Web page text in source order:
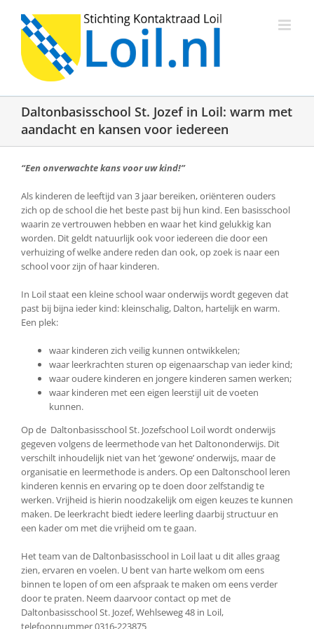
inhoud
Daltonbasisschool St. Jozef in Loil: warm met
aandacht en kansen voor iedereen
“Een onverwachte kans voor uw kind!”
Als kinderen de leeftijd van 3 jaar bereiken, oriënteren ouders
zich op de school die het beste past bij hun kind. Een basisschool
waarin ze vertrouwen hebben en waar het kind gelukkig kan
worden. Dit geldt natuurlijk ook voor iedereen die door een
verhuizing of welke andere reden dan ook, op zoek is naar een
school voor zijn of haar kinderen.
In Loil staat een kleine school waar onderwijs wordt gegeven dat
past bij bijna ieder kind: kleinschalig, Dalton, hartelijk en warm.
Een plek:
waar kinderen zich veilig kunnen ontwikkelen;
waar leerkrachten sturen op eigenaarschap van ieder kind;
waar oudere kinderen en jongere kinderen samen werken;
waar kinderen met een eigen leerstijl uit de voeten
kunnen.
Op de Daltonbasisschool St. Jozefschool Loil wordt onderwijs
gegeven volgens de leermethode van het Daltononderwijs. Dit
verschilt inhoudelijk niet van het ‘gewone’ onderwijs, maar de
organisatie en leermethode is anders. Op een Daltonschool leren
kinderen kennis en ervaring op te doen door zelfstandig te
werken. Vrijheid is hierin noodzakelijk om eigen keuzes te kunnen
maken. De leerkracht biedt iedere leerling daarbij structuur en
een kader om met die vrijheid om te gaan.
Het team van de Daltonbasisschool in Loil laat u dit alles graag
zien, ervaren en voelen. U bent van harte welkom om eens
binnen te lopen of om een afspraak te maken om eens verder
door te praten. Neem daarvoor contact op met de
Daltonbasisschool St. Jozef, Wehlseweg 48 in Loil,
telefoonnummer 0316-223875